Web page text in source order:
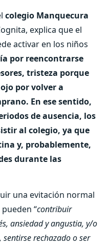
colegio Manquecura
explica que el
activar en los niños
por reencontrarse
tristeza porque
por volver a
En ese sentido,
de ausencia, los
al colegio, ya que
y, probablemente,
durante las
una evitación normal
“contribuir
ansiedad y angustia, y/o
rechazado o ser